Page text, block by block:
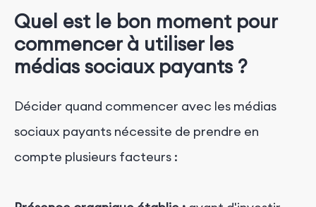
Quel est le bon moment pour
commencer à utiliser les
médias sociaux payants ?
Décider quand commencer avec les médias
sociaux payants nécessite de prendre en
compte plusieurs facteurs :